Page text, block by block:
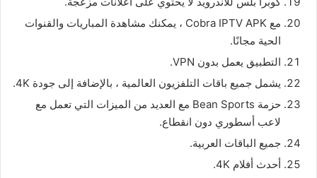
مع Cobra IPTV APK ، يمكنك مشاهدة المباريات والقنوات
الحية مجانًا.
التطبيق يعمل بدون VPN.
يشمل جميع باقات التلفزيون العالمية ، بالإضافة إلى جودة 4K.
حزمة Bean Sports مع العديد من الميزات التي تعمل مع
لاعب أسطوري دون انقطاع.
جميع الباقات العربية.
أحدث أفلام 4K.